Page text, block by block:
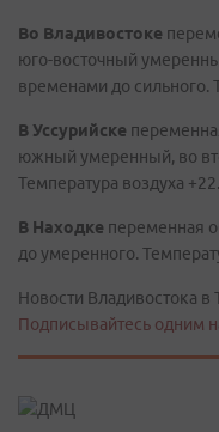
Во Владивостоке
юго-восточный
временами до сильного.
В Уссурийске
южный умеренный, во
Температура воздуха
В Находке переменная
до умеренного.
Новости Владивостока в
Подписывайтесь одним